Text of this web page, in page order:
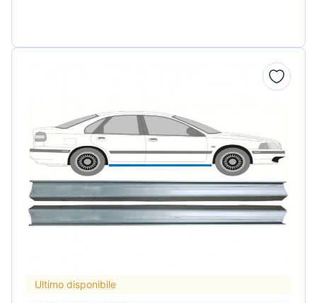
Ultimo disponibile